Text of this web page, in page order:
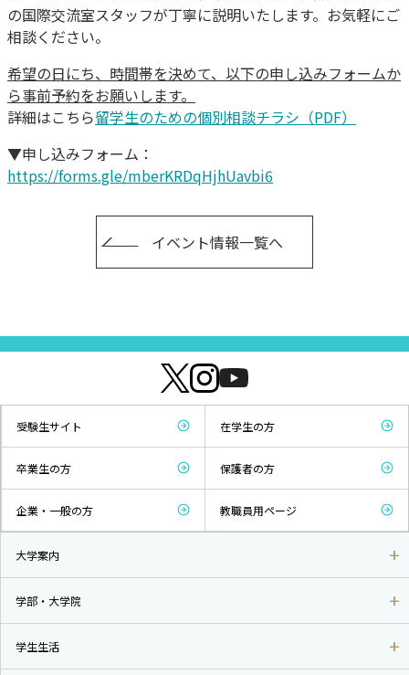
の国際交流室スタッフが丁寧に説明いたします。お気軽にご
相談ください。
希望の日にち、時間帯を決めて、以下の申し込みフォームか
ら事前予約をお願いします。
詳細はこちら留学生のための個別相談チラシ（PDF）
▼申し込みフォーム：
https://forms.gle/mberKRDqHjhUavbi6
イベント情報一覧へ
受験生サイト 在学生の方
卒業生の方 保護者の方
企業・一般の方 教職員用ページ
大学案内
学部・大学院
学生生活